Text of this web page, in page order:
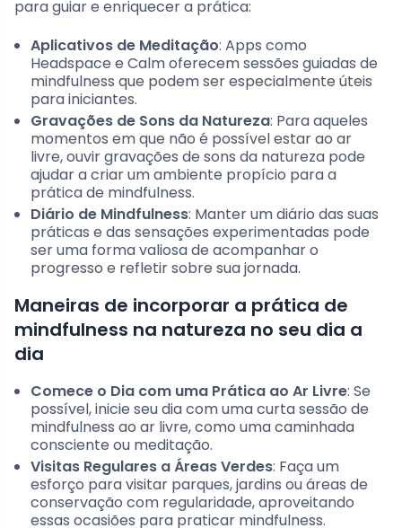
para guiar e enriquecer a prática:
Aplicativos de Meditação: Apps como
Headspace e Calm oferecem sessões guiadas de
mindfulness que podem ser especialmente úteis
para iniciantes.
Gravações de Sons da Natureza: Para aqueles
momentos em que não é possível estar ao ar
livre, ouvir gravações de sons da natureza pode
ajudar a criar um ambiente propício para a
prática de mindfulness.
Diário de Mindfulness: Manter um diário das suas
práticas e das sensações experimentadas pode
ser uma forma valiosa de acompanhar o
progresso e refletir sobre sua jornada.
Maneiras de incorporar a prática de
mindfulness na natureza no seu dia a
dia
Comece o Dia com uma Prática ao Ar Livre: Se
possível, inicie seu dia com uma curta sessão de
mindfulness ao ar livre, como uma caminhada
consciente ou meditação.
Visitas Regulares a Áreas Verdes: Faça um
esforço para visitar parques, jardins ou áreas de
conservação com regularidade, aproveitando
essas ocasiões para praticar mindfulness.